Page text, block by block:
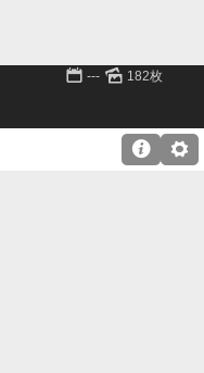
📅 --- 🌄 182枚
⚙
